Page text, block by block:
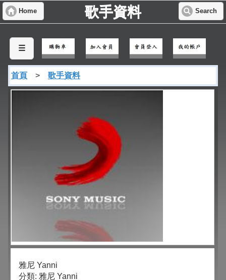
Home 歌手資料 Search
☰
首頁 > 歌手資料
雅尼 Yanni
分類: 雅尼 Yanni